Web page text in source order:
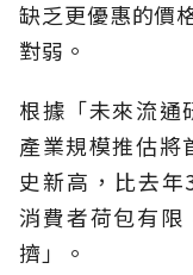
缺乏更優惠的價
對弱。
根據「未來流通
產業規模推估將
史新高，比去
消費者荷包有限
擠」。